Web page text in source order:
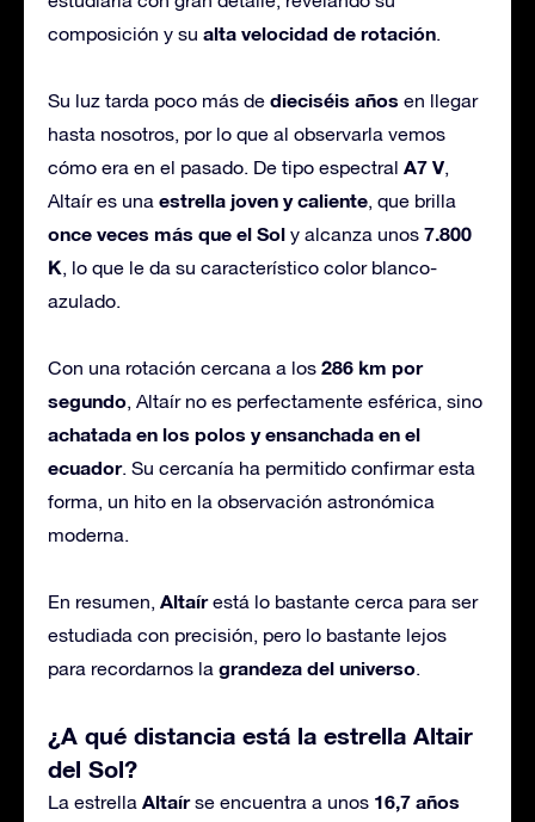
composición y su alta velocidad de rotación.
Su luz tarda poco más de dieciséis años en llegar
hasta nosotros, por lo que al observarla vemos
cómo era en el pasado. De tipo espectral A7 V,
Altaír es una estrella joven y caliente, que brilla
once veces más que el Sol y alcanza unos 7.800
K, lo que le da su característico color blanco-
azulado.
Con una rotación cercana a los 286 km por
segundo, Altaír no es perfectamente esférica, sino
achatada en los polos y ensanchada en el
ecuador. Su cercanía ha permitido confirmar esta
forma, un hito en la observación astronómica
moderna.
En resumen, Altaírestá lo bastante cerca para ser
estudiada con precisión, pero lo bastante lejos
para recordarnos la grandeza del universo.
¿A qué distancia está la estrella Altair
del Sol?
La estrella Altaírse encuentra a unos 16,7 años